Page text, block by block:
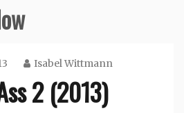
Isabel Wittmann
2 (2013)